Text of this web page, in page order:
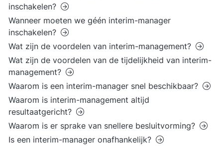
inschakelen?
Wanneer moeten we géén interim-manager
inschakelen?
Wat zijn de voordelen van interim-management?
Wat zijn de voordelen van de tijdelijkheid van interim-
management?
Waarom is een interim-manager snel beschikbaar?
Waarom is interim-management altijd
resultaatgericht?
Waarom is er sprake van snellere besluitvorming?
Is een interim-manager onafhankelijk?